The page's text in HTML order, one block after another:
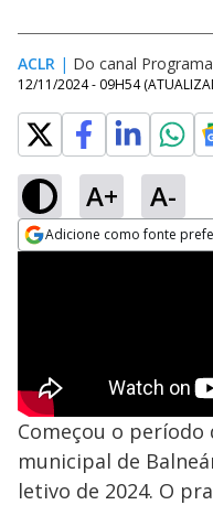
ACLR | Do canal
12/11/2024 - 09H54
A+ A-
Adicione como fonte
Começou o
municipal de
letivo de 2024. O